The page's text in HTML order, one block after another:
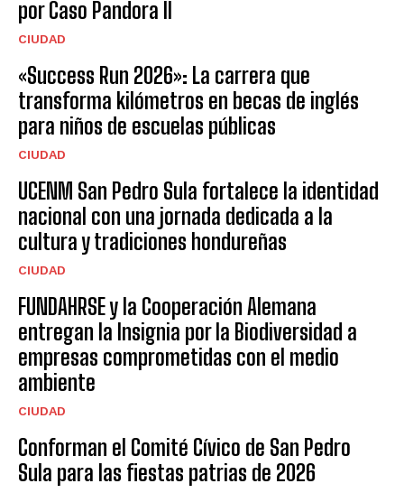
por Caso Pandora II
CIUDAD
«Success Run 2026»: La carrera que
transforma kilómetros en becas de inglés
para niños de escuelas públicas
CIUDAD
UCENM San Pedro Sula fortalece la identidad
nacional con una jornada dedicada a la
cultura y tradiciones hondureñas
CIUDAD
FUNDAHRSE y la Cooperación Alemana
entregan la Insignia por la Biodiversidad a
empresas comprometidas con el medio
ambiente
CIUDAD
Conforman el Comité Cívico de San Pedro
Sula para las fiestas patrias de 2026